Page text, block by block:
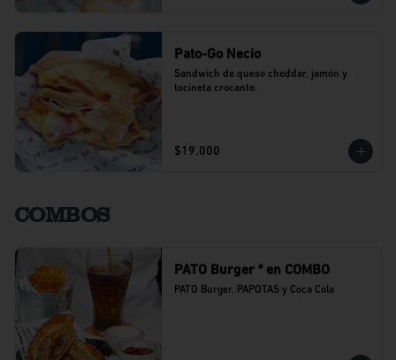
Pato-Go Necio
Sandwich de queso cheddar, jamón y
tocineta crocante.
$19.000
COMBOS
PATO Burger * en COMBO
PATO Burger, PAPOTAS y Coca Cola